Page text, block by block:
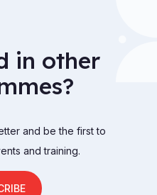
in other
and be the first to
and training.